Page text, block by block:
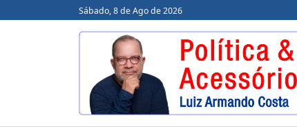
Sábado, 8 de Ago de 2026